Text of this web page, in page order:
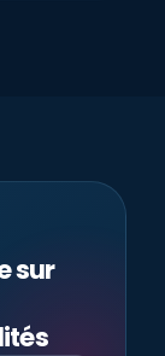
sur